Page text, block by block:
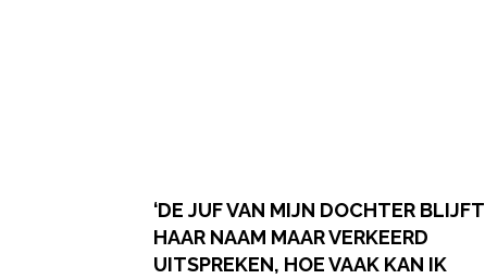
‘DE JUF VAN MIJN DOCHTER BLIJFT
HAAR NAAM MAAR VERKEERD
UITSPREKEN, HOE VAAK KAN IK